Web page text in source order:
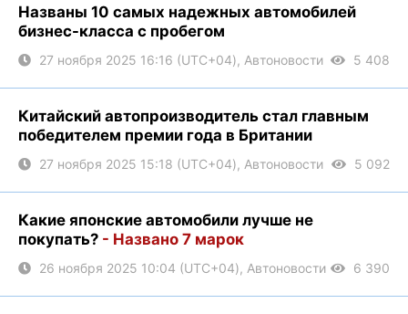
Названы 10 самых надежных автомобилей
бизнес-класса с пробегом
27 ноября 2025 16:16 (UTC+04), Автоновости 5 408
Китайский автопроизводитель стал главным
победителем премии года в Британии
27 ноября 2025 15:18 (UTC+04), Автоновости 5 092
Какие японские автомобили лучше не
покупать? - Названо 7 марок
26 ноября 2025 10:04 (UTC+04), Автоновости 6 390